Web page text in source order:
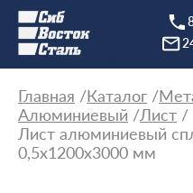
Главная Каталог
Алюминиевый
Лист
Лист алюминиевый
0,5х1200х3000 мм